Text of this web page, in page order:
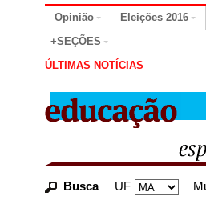
Opinião Eleições 2016
+SEÇÕES
ÚLTIMAS NOTÍCIAS
Busca UF